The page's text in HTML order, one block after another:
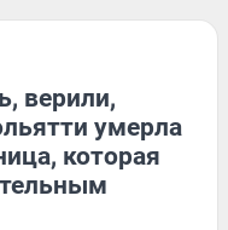
верили,
умерла
которая